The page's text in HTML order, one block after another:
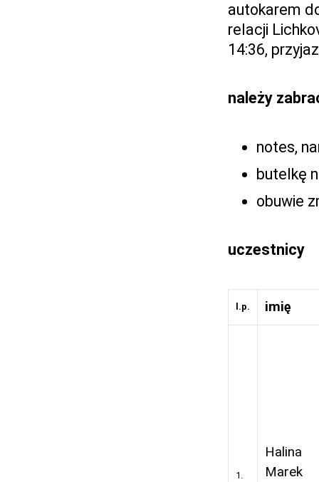
autokarem
relacji
14:36,
należy
notes,
butelkę
obuwie
uczestnicy
l.p. imię
1.
Halina
Marek